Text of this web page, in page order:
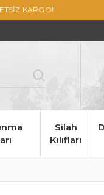
KARGO!
Silah
Kılıfları